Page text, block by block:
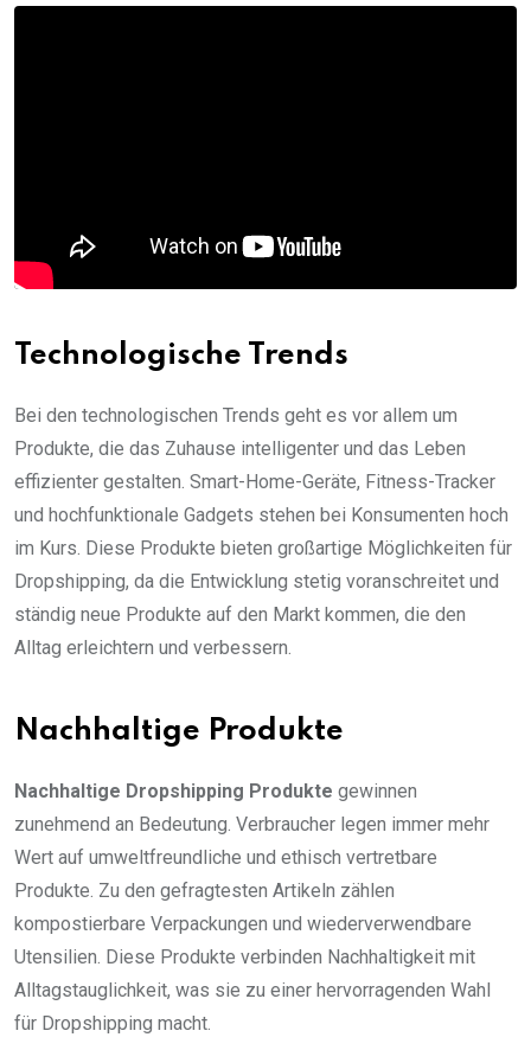
Technologische Trends
Bei den technologischen Trends geht es vor allem um
Produkte, die das Zuhause intelligenter und das Leben
effizienter gestalten. Smart-Home-Geräte, Fitness-Tracker
und hochfunktionale Gadgets stehen bei Konsumenten hoch
im Kurs. Diese Produkte bieten großartige Möglichkeiten für
Dropshipping, da die Entwicklung stetig voranschreitet und
ständig neue Produkte auf den Markt kommen, die den
Alltag erleichtern und verbessern.
Nachhaltige Produkte
Nachhaltige Dropshipping Produkte gewinnen
zunehmend an Bedeutung. Verbraucher legen immer mehr
Wert auf umweltfreundliche und ethisch vertretbare
Produkte. Zu den gefragtesten Artikeln zählen
kompostierbare Verpackungen und wiederverwendbare
Utensilien. Diese Produkte verbinden Nachhaltigkeit mit
Alltagstauglichkeit, was sie zu einer hervorragenden Wahl
für Dropshipping macht.